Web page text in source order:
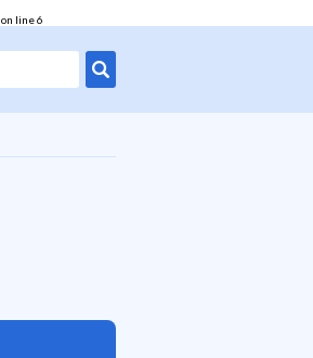
on line6